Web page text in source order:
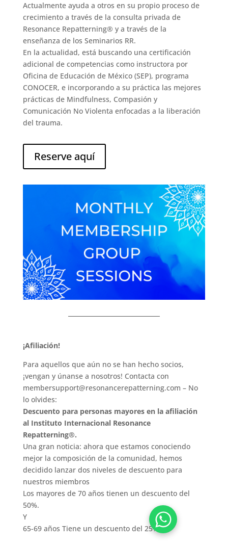
Actualmente ayuda a otros en su propio proceso de
crecimiento a través de la consulta privada de
Resonance Repatterning® y a través de la
enseñanza de los Seminarios RR.
En la actualidad, está buscando una certificación
adicional de competencias como instructora por
Oficina de Educación de México (SEP), programa
CONOCER, e incorporando a su práctica las mejores
prácticas de Mindfulness, Compasión y
Comunicación No Violenta enfocadas a la liberación
del trauma.
Reserve aquí
¡Afiliación!
Para aquellos que aún no se han hecho socios,
¡vengan y únanse a nosotros! Contacta con
membersupport@resonancerepatterning.com – No
lo olvides:
Descuento para personas mayores en la afiliación
al Instituto Internacional Resonance
Repatterning®.
Una gran noticia: ahora que estamos conociendo
mejor la composición de la comunidad, hemos
decidido lanzar dos niveles de descuento para
nuestros miembros
Los mayores de 70 años tienen un descuento del
50%.
Y
65-69 años Tiene un descuento del 25%.